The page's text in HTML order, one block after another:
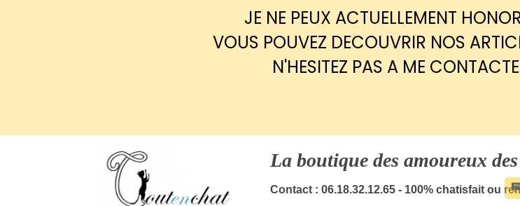
JE NE PEUX ACTUELLEMENT
VOUS POUVEZ DECOUVRIR NOS
N'HESITEZ PAS A ME
La boutique des amoureux des
Contact : 06.18.32.12.65 - 100% chatisfait ou